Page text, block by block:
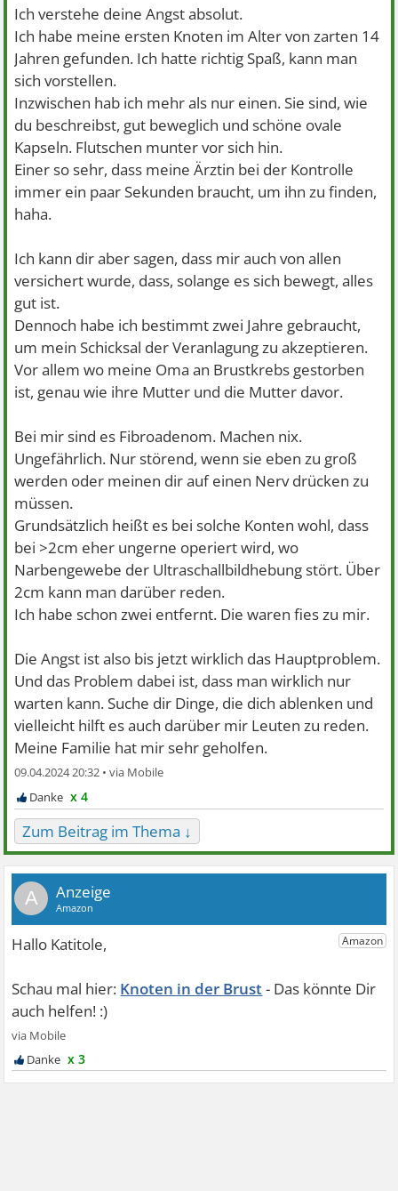
Ich verstehe deine Angst absolut.
Ich habe meine ersten Knoten im Alter von zarten 14
Jahren gefunden. Ich hatte richtig Spaß, kann man
sich vorstellen.
Inzwischen hab ich mehr als nur einen. Sie sind, wie
du beschreibst, gut beweglich und schöne ovale
Kapseln. Flutschen munter vor sich hin.
Einer so sehr, dass meine Ärztin bei der Kontrolle
immer ein paar Sekunden braucht, um ihn zu finden,
haha.
Ich kann dir aber sagen, dass mir auch von allen
versichert wurde, dass, solange es sich bewegt, alles
gut ist.
Dennoch habe ich bestimmt zwei Jahre gebraucht,
um mein Schicksal der Veranlagung zu akzeptieren.
Vor allem wo meine Oma an Brustkrebs gestorben
ist, genau wie ihre Mutter und die Mutter davor.
Bei mir sind es Fibroadenom. Machen nix.
Ungefährlich. Nur störend, wenn sie eben zu groß
werden oder meinen dir auf einen Nerv drücken zu
müssen.
Grundsätzlich heißt es bei solche Konten wohl, dass
bei >2cm eher ungerne operiert wird, wo
Narbengewebe der Ultraschallbildhebung stört. Über
2cm kann man darüber reden.
Ich habe schon zwei entfernt. Die waren fies zu mir.
Die Angst ist also bis jetzt wirklich das Hauptproblem.
Und das Problem dabei ist, dass man wirklich nur
warten kann. Suche dir Dinge, die dich ablenken und
vielleicht hilft es auch darüber mir Leuten zu reden.
Meine Familie hat mir sehr geholfen.
09.04.2024 20:32 •
x 4
Zum Beitrag im Thema ↓
A
Knoten in der Brust
x 3